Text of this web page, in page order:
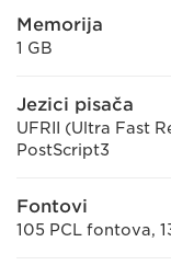
Memorija
1 GB
Jezici pisača
UFRII (Ultra Fast
PostScript3
Fontovi
105 PCL fontova,